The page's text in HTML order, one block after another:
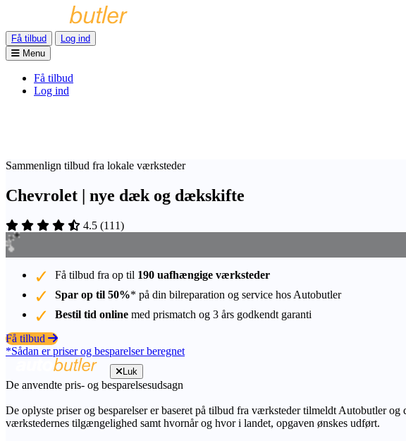
Få tilbud
Log ind
Menu
Få tilbud
Log ind
Sammenlign tilbud fra lokale værksteder
Chevrolet | nye dæk og dækskifte
4.5 (111)
Få tilbud fra op til 190 uafhængige værksteder
Spar op til 50%* på din bilreparation og service hos Autobutler
Bestil tid online med prismatch og 3 års godkendt garanti
Få tilbud
*Sådan er priser og besparelser beregnet
Luk
De anvendte pris- og besparelsesudsagn
De oplyste priser og besparelser er baseret på tilbud fra værksteder tilmeldt Autobutler
værkstedernes tilgængelighed samt hvornår og hvor i landet, opgaven ønskes udført.